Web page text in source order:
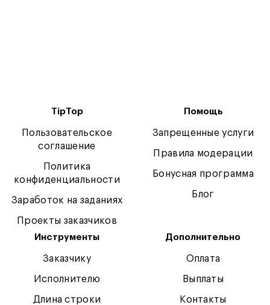
TipTop
Пользовательское
соглашение
Политика
конфиденциальности
Заработок на заданиях
Проекты заказчиков
Помощь
Запрещенные услуги
Правила модерации
Бонусная программа
Блог
Инструменты
Заказчику
Исполнителю
Длина строки
Дополнительно
Оплата
Выплаты
Контакты